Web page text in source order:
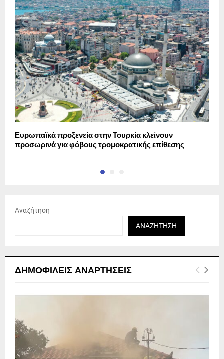
Ευρωπαϊκά προξενεία στην Τουρκία κλείνουν
προσωρινά για φόβους τρομοκρατικής επίθεσης
Αναζήτηση
ΑΝΑΖΉΤΗΣΗ
ΔΗΜΟΦΙΛΕΊΣ ΑΝΑΡΤΉΣΕΙΣ